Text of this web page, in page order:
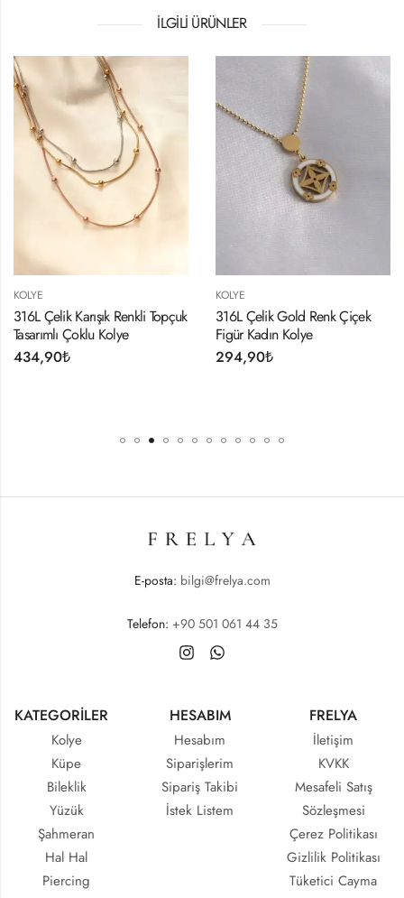
İLGILI ÜRÜNLER
Çelik Karışık Renkli Topçuk
Çoklu Kolye
₺
KOLYE
316L Çelik Gold Renk Çiçek
Figür Kadın Kolye
294,90₺
E-posta: bilgi@frelya.com
Telefon: +90 501 061 44 35
KATEGORİLER
Kolye
Küpe
Bileklik
Yüzük
Şahmeran
Hal Hal
Piercing
HESABIM
Hesabım
Siparişlerim
Sipariş Takibi
İstek Listem
FRELYA
İletişim
KVKK
Mesafeli Satış
Sözleşmesi
Çerez Politikası
Gizlilik Politikası
Tüketici Cayma